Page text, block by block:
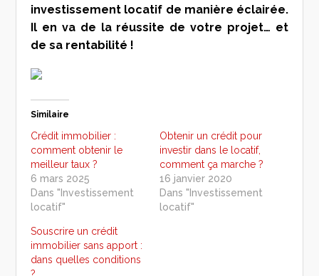
investissement locatif de manière éclairée.
Il en va de la réussite de votre projet… et
de sa rentabilité !
Similaire
Crédit immobilier :
comment obtenir le
meilleur taux ?
6 mars 2025
Dans "Investissement
locatif"
Obtenir un crédit pour
investir dans le locatif,
comment ça marche ?
16 janvier 2020
Dans "Investissement
locatif"
Souscrire un crédit
immobilier sans apport :
dans quelles conditions